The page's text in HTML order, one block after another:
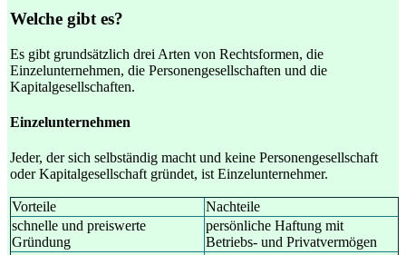
Welche gibt es?
Es gibt grundsätzlich drei Arten von Rechtsformen, die
Einzelunternehmen, die Personengesellschaften und die
Kapitalgesellschaften.
Einzelunternehmen
Jeder, der sich selbständig macht und keine Personengesellschaft
oder Kapitalgesellschaft gründet, ist Einzelunternehmer.
Vorteile
Nachteile
schnelle und preiswerte
Gründung
persönliche Haftung mit
Betriebs- und Privatvermögen